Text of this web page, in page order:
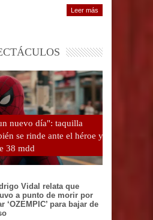
Leer más
nuevo día": taquilla
se rinde ante el héroe y
38 mdd
Vidal relata que
a punto de morir por
‘OZEMPIC’ para bajar de